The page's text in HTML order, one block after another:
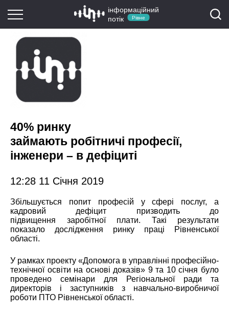
інформаційний
потік
Рівне
40% ринку
займають робітничі професії,
інженери – в дефіциті
12:28 11 Січня 2019
Збільшується попит професій у сфері послуг, а
кадровий дефіцит призводить до
підвищення заробітної плати. Такі результати
показало дослідження ринку праці Рівненської
області.
У рамках проекту «Допомога в управлінні професійно-
технічної освіти на основі доказів» 9 та 10 січня було
проведено семінари для Регіональної ради та
директорів і заступників з навчально-виробничої
роботи ПТО Рівненської області.